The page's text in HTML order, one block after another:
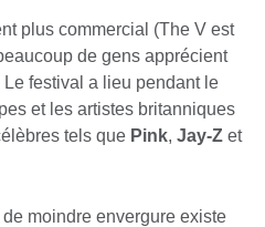
plus commercial (The V est
de gens apprécient
Le festival a lieu pendant le
et les artistes britanniques
tels que Pink, Jay-Z et
moindre envergure existe